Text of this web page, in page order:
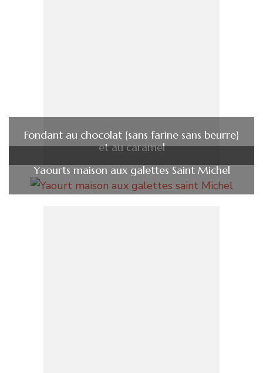
Fondant au chocolat {sans farine sans beurre}
et au caramel
Yaourts maison aux galettes Saint Michel